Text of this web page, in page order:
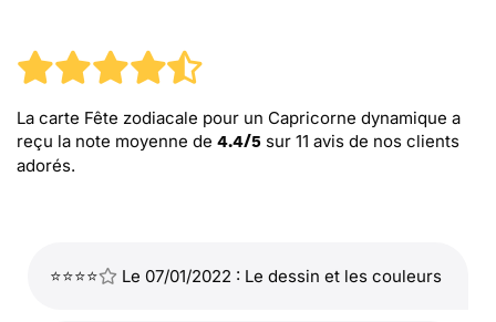
La carte Fête zodiacale pour un Capricorne dynamique a
reçu la note moyenne de 4.4/5 sur 11 avis de nos clients
adorés.
⭐⭐⭐⭐ Le 07/01/2022 : Le dessin et les couleurs